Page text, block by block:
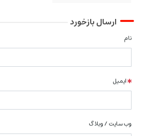
ارسال بازخورد
نام
ایمیل
وب سایت / وبلاگ